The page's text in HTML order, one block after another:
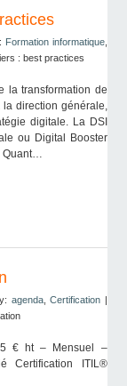
Formation informatique,
: best practices
la transformation de
la direction générale,
digitale. La DSI
ou Digital Booster
Quant…
agenda,Certification |
€ ht – Mensuel –
Certification ITIL®